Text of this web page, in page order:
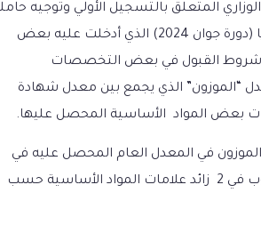
المتعلق بالتسجيل الأولي وتوجيه
جوان 2024)
الذي أدخلت عليه بعض
شروط القبول في بعض التخصصات
“الموزون” الذي يجمع بين معدل شهادة
بعض المواد الأساسية المحصل عليها.
في المعدل العام المحصل عليه في
البكالوريا مضروب في 2 زائد علامات المواد الأساسية حسب